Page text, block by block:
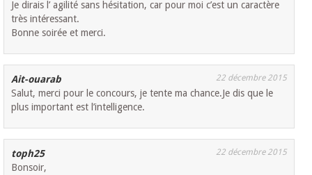
Je dirais l’ agilité sans hésitation, car pour moi c’est un caractère
très intéressant.
Bonne soirée et merci.
Ait-ouarab 22 décembre 2015
Salut, merci pour le concours, je tente ma chance.Je dis que le
plus important est l’intelligence.
toph25 22 décembre 2015
Bonsoir,